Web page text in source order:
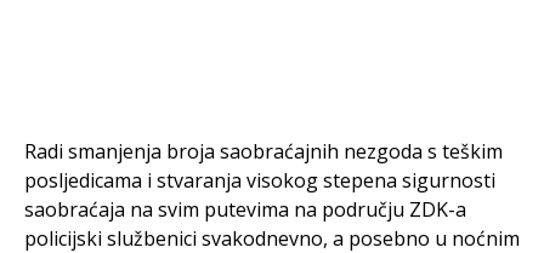
Radi smanjenja broja saobraćajnih nezgoda s teškim
posljedicama i stvaranja visokog stepena sigurnosti
saobraćaja na svim putevima na području ZDK-a
policijski službenici svakodnevno, a posebno u noćnim